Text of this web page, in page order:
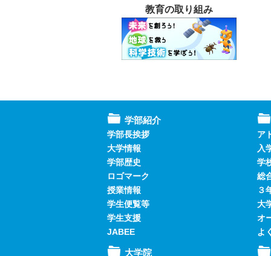
教育の取り組み
学部紹介
学部長挨拶
大学情報
学部歴史
ロゴマーク
授業情報
学生便覧等
学生支援
JABEE
大学院
ア
入
学
総
３
大
オ
よ